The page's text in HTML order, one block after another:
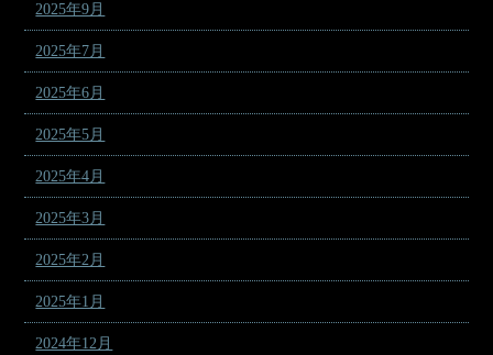
2025年9月
2025年7月
2025年6月
2025年5月
2025年4月
2025年3月
2025年2月
2025年1月
2024年12月